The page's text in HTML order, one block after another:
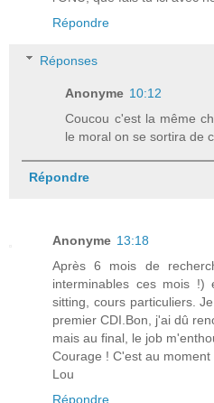
Répondre
Réponses
Anonyme 10:12
Coucou c'est la même
le moral on se sortira de
Répondre
Anonyme 13:18
Après 6 mois de
interminables ces mois
sitting, cours particuliers.
premier CDI.Bon, j'ai dû
mais au final, le job
Courage ! C'est au moment
Lou
Répondre